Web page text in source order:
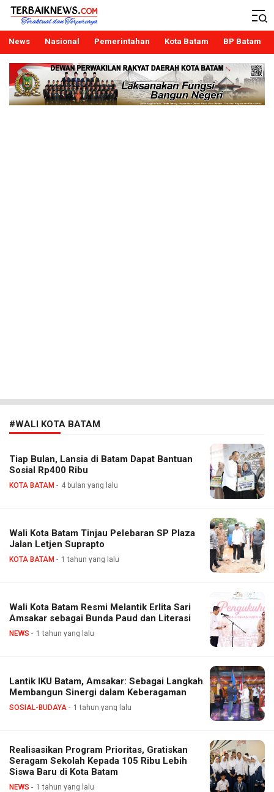
Terbaiknews
Teraktual dan Terpercaya
News Nasional Pemerintahan Kota Batam BP Batam
#WALI KOTA BATAM
Tiap Bulan, Lansia di Batam Dapat Bantuan
Sosial Rp400 Ribu
KOTA BATAM 4 bulan yang lalu
Wali Kota Batam Tinjau Pelebaran SP Plaza
Jalan Letjen Suprapto
KOTA BATAM 1 tahun yang lalu
Wali Kota Batam Resmi Melantik Erlita Sari
Amsakar sebagai Bunda Paud dan Literasi
NEWS 1 tahun yang lalu
Lantik IKU Batam, Amsakar: Sebagai Langkah
Membangun Sinergi dalam Keberagaman
SOSIAL-BUDAYA 1 tahun yang lalu
Realisasikan Program Prioritas, Gratiskan
Seragam Sekolah Kepada 105 Ribu Lebih
Siswa Baru di Kota Batam
NEWS 1 tahun yang lalu